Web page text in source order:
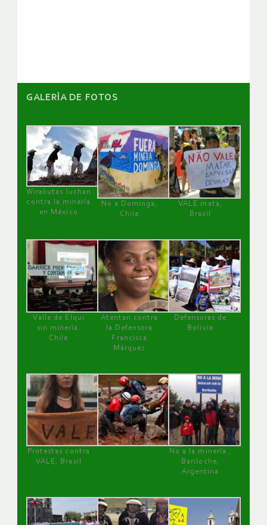
GALERÌA DE FOTOS
Wirakutas luchan
contra la minería
en México
No a Dominga,
Chile
VALE mata,
Brasil
Valle de Elqui
sin minería.
Chile
Atentan contra
la Defensora
Francisca
Márquez
Defensoras de
Bolivia
Protestas contra
VALE, Brasil
No a la minería ,
Bariloche,
Argentina